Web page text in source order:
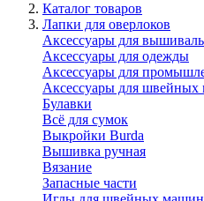
Каталог товаров
Лапки для оверлоков
Аксессуары для
Аксессуары для одежды
Аксессуары для
Аксессуары для
Булавки
Всё для сумок
Выкройки Burda
Вышивка ручная
Вязание
Запасные части